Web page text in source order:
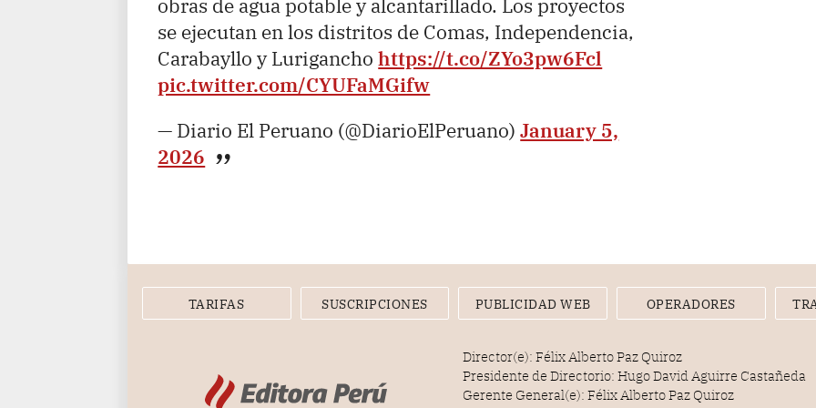
obras de agua potable y alcantarillado. Los proyectos
se ejecutan en los distritos de Comas, Independencia,
Carabayllo y Luriganchohttps://t.co/ZYo3pw6Fcl
pic.twitter.com/CYUFaMGifw
— Diario El Peruano (@DiarioElPeruano)January 5,
2026
TARIFAS SUSCRIPCIONES PUBLICIDAD WEB OPERADORES
Director(e): Félix Alberto Paz Quiroz
Presidente de Directorio: Hugo David Aguirre Castañeda
Gerente General(e): Félix Alberto Paz Quiroz